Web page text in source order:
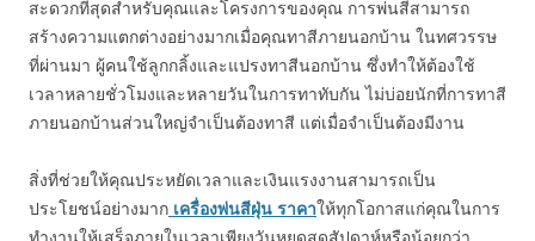
สะดวกที่สุดสำหรับคุณและโครงการของคุณ การพ่นสีสามารถ
สร้างความแตกต่างอย่างมากเมื่อคุณทาสีภายนอกบ้าน ในทศวรรษ
ที่ผ่านมา ผู้คนใช้ลูกกลิ้งและแปรงทาสีนอกบ้าน ซึ่งทำให้ต้องใช้
เวลาหลายชั่วโมงและหลายวันในการทาทับกัน ไม่บ่อยนักที่การทาสี
ภายนอกบ้านส่วนใหญ่จำเป็นต้องทาสี แต่เมื่อจำเป็นต้องมีงาน
สิ่งที่ช่วยให้คุณประหยัดเวลาและเงินแรงงานสามารถเป็น
ประโยชน์อย่างมาก เครื่องพ่นสีฝุ่น ราคาให้ทุกโอกาสแก่คุณในการ